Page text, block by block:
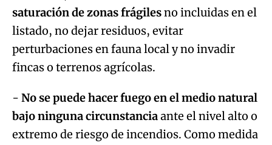
saturación de zonas frágilesno incluidas en el
listado, no dejar residuos, evitar
perturbaciones en fauna local y no invadir
fincas o terrenos agrícolas.
- No se puede hacer fuego en el medio natural
bajo ninguna circunstanciaante el nivel alto o
extremo de riesgo de incendios. Como medida